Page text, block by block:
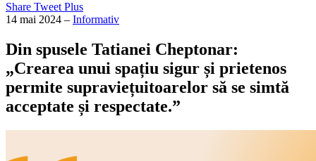
Share Tweet Plus
14 mai 2024 – Informativ
Din spusele Tatianei Cheptonar:
„Crearea unui spațiu sigur și prietenos
permite supraviețuitoarelor să se simtă
acceptate și respectate.”